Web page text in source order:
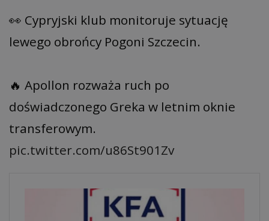
👀 Cypryjski klub monitoruje sytuację
lewego obrońcy Pogoni Szczecin.
🔥 Apollon rozważa ruch po
doświadczonego Greka w letnim oknie
transferowym.
pic.twitter.com/u86St901Zv